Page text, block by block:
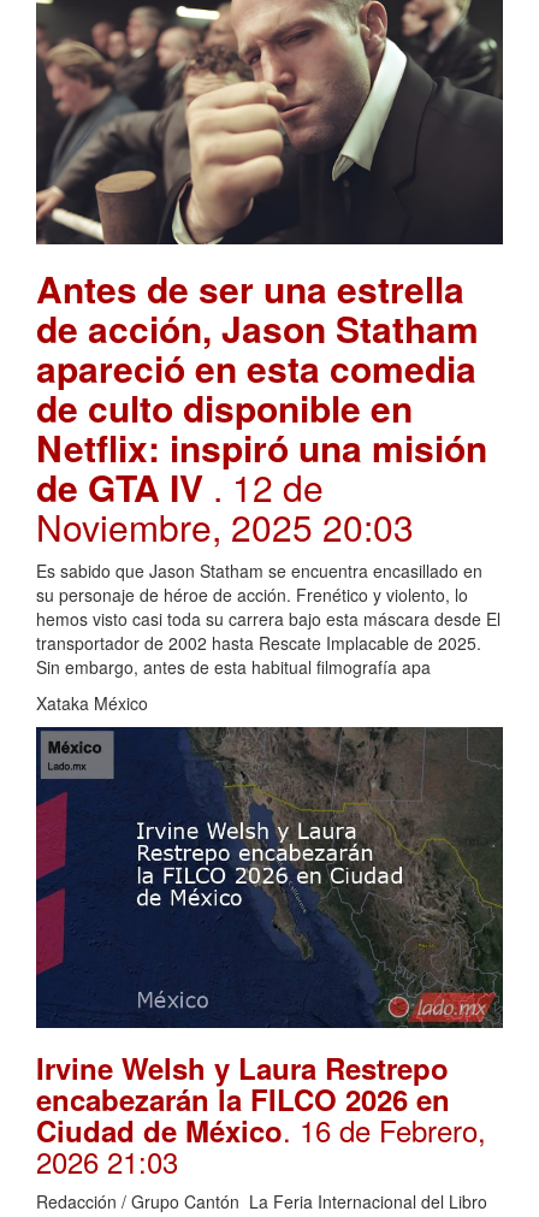
Antes de ser una estrella
de acción, Jason Statham
apareció en esta comedia
de culto disponible en
Netflix: inspiró una misión
de GTA IV . 12 de
Noviembre, 2025 20:03
Es sabido que Jason Statham se encuentra encasillado en
su personaje de héroe de acción. Frenético y violento, lo
hemos visto casi toda su carrera bajo esta máscara desde El
transportador de 2002 hasta Rescate Implacable de 2025.
Sin embargo, antes de esta habitual filmografía apa
Xataka México
Irvine Welsh y Laura Restrepo
encabezarán la FILCO 2026 en
Ciudad de México. 16 de Febrero,
2026 21:03
Redacción / Grupo Cantón La Feria Internacional del Libro